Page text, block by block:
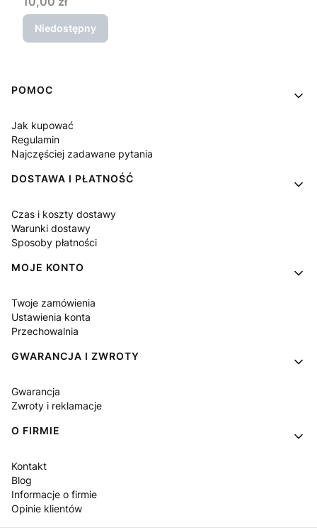
Niedostępny
Linki w stopce
POMOC
Jak kupować
Regulamin
Najczęściej zadawane pytania
DOSTAWA I PŁATNOŚĆ
Czas i koszty dostawy
Warunki dostawy
Sposoby płatności
MOJE KONTO
Twoje zamówienia
Ustawienia konta
Przechowalnia
GWARANCJA I ZWROTY
Gwarancja
Zwroty i reklamacje
O FIRMIE
Kontakt
Blog
Informacje o firmie
Opinie klientów